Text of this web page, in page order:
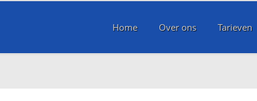
Home Over ons Tarieven